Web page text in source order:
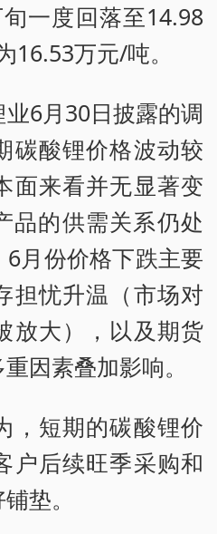
一度回落至14.98
16.53万元/吨。
6月30日披露的调
碳酸锂价格波动较
面来看并无显著变
的供需关系仍处
月份价格下跌主要
担忧升温（市场对
放大），以及期货
因素叠加影响。
短期的碳酸锂价
户后续旺季采购和
垫。